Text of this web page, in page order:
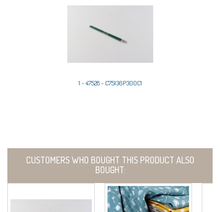
1 - 47528 - C75136P300C1
CUSTOMERS WHO BOUGHT THIS PRODUCT ALSO
BOUGHT: